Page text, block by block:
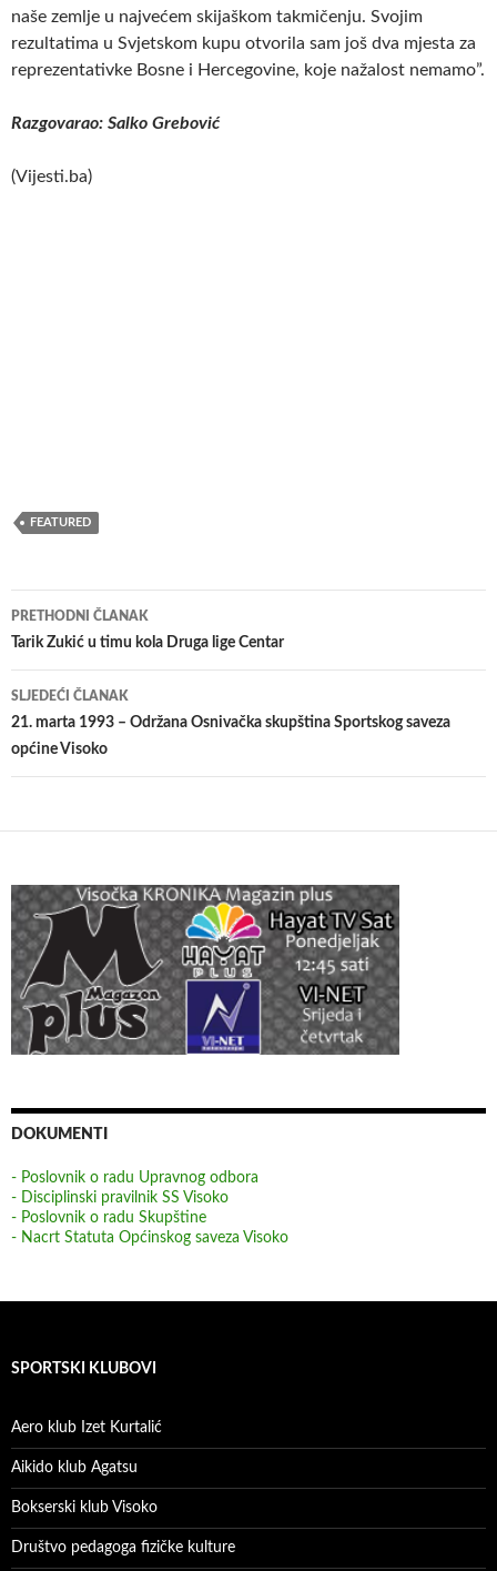
naše zemlje u najvećem skijaškom takmičenju. Svojim
rezultatima u Svjetskom kupu otvorila sam još dva mjesta za
reprezentativke Bosne i Hercegovine, koje nažalost nemamo”.
Razgovarao: Salko Grebović
(Vijesti.ba)
FEATURED
Navigacija
članaka
PRETHODNI ČLANAK
Tarik Zukić u timu kola Druga lige Centar
SLJEDEĆI ČLANAK
21. marta 1993 – Održana Osnivačka skupština Sportskog saveza
općine Visoko
DOKUMENTI
- Poslovnik o radu Upravnog odbora
- Disciplinski pravilnik SS Visoko
- Poslovnik o radu Skupštine
- Nacrt Statuta Općinskog saveza Visoko
SPORTSKI KLUBOVI
Aero klub Izet Kurtalić
Aikido klub Agatsu
Bokserski klub Visoko
Društvo pedagoga fizičke kulture